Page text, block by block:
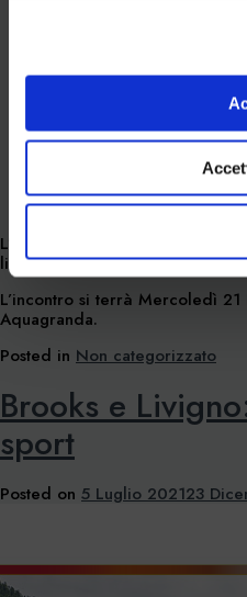
L’ospite della serata sarà
libro“Correre nel grande
L’incontro si terrà Mercoledì
Aquagranda.
Posted in Non categorizzato
Brooks e
sport
Posted on 5 Luglio 202123